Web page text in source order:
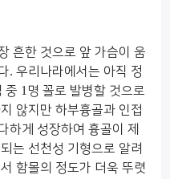
흔한 것으로 앞 가슴이 움
.우리나라에서는 아직 정
중 1 명 꼴로 발병할 것으로
않지만 하부흉골과 인접
하게 성장하여 흉골이 제
는 선천성 기형으로 알려
함몰의 정도가 더욱 뚜렷